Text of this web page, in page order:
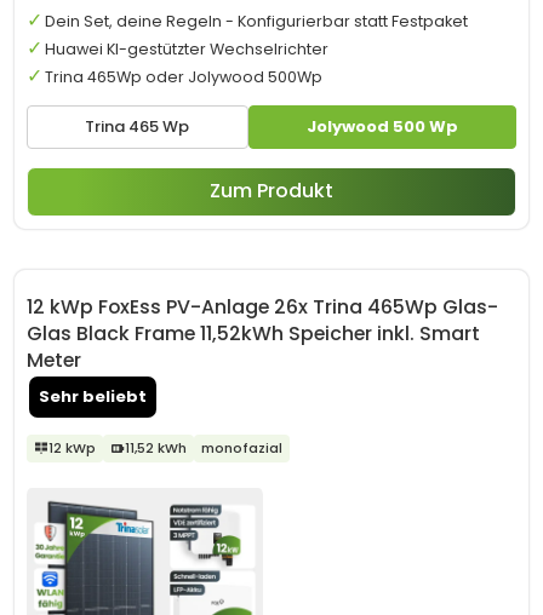
Trina 465 Wp Jolywood 500 Wp
Dein Set, deine Regeln - Konfigurierbar statt Festpaket
Huawei KI-gestützter Wechselrichter
Trina 465Wp oder Jolywood 500Wp
Zum Produkt
Sehr beliebt
12 kWp FoxEss PV-Anlage 26x Trina 465Wp Glas-
Glas Black Frame 11,52kWh Speicher inkl. Smart
Meter
12 kWp 11,52 kWh monofazial